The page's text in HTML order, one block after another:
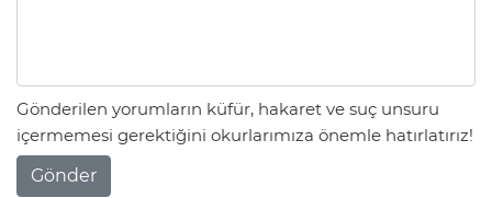
Gönderilen yorumların küfür, hakaret ve suç unsuru
içermemesi gerektiğini okurlarımıza önemle hatırlatırız!
Gönder